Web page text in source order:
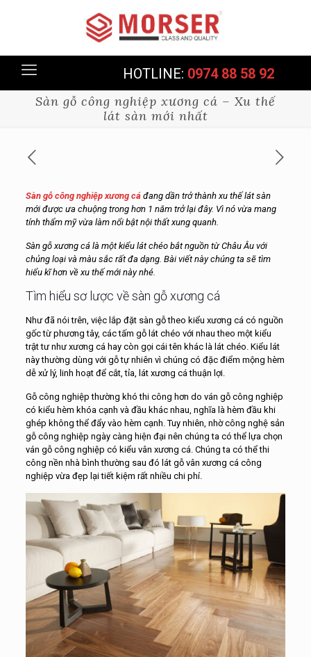
HOTLINE: 0974 88 58 92
Sàn gỗ công nghiệp xương cá – Xu thế
lát sàn mới nhất
Sàn gỗ công nghiệp xương cá đang dần trở thành xu thế lát sàn
mới được ưa chuộng trong hơn 1 năm trở lại đây. Vì nó vừa mang
tính thẩm mỹ vừa làm nổi bật nội thất xung quanh.
Sàn gỗ xương cá là một kiểu lát chéo bắt nguồn từ Châu Âu với
chủng loại và màu sắc rất đa dạng. Bài viết này chúng ta sẽ tìm
hiểu kĩ hơn về xu thế mới này nhé.
Tìm hiểu sơ lược về sàn gỗ xương cá
Như đã nói trên, việc lắp đặt sàn gỗ theo kiểu xương cá có nguồn
gốc từ phương tây, các tấm gỗ lát chéo với nhau theo một kiểu
trật tư như xương cá hay còn gọi cái tên khác là lát chéo. Kiểu lát
này thường dùng với gỗ tự nhiên vì chúng có đặc điểm mộng hèm
dễ xử lý, linh hoạt để cắt, tỉa, lát xương cá thuận lợi.
Gỗ công nghiệp thường khó thi công hơn do ván gỗ công nghiệp
có kiểu hèm khóa cạnh và đầu khác nhau, nghĩa là hèm đầu khi
ghép không thể đẩy vào hèm cạnh. Tuy nhiên, nhờ công nghệ sản
gỗ công nghiệp ngày càng hiện đại nên chúng ta có thể lựa chọn
ván gỗ công nghiệp có kiểu vân xương cá. Chúng ta có thể thi
công nền nhà bình thường sau đó lát gỗ vân xương cá công
nghiệp vừa đẹp lại tiết kiệm rất nhiều chi phí.